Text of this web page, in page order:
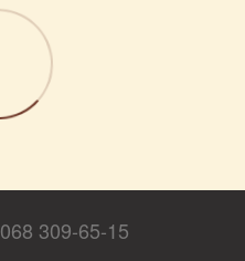
068 309-65-15